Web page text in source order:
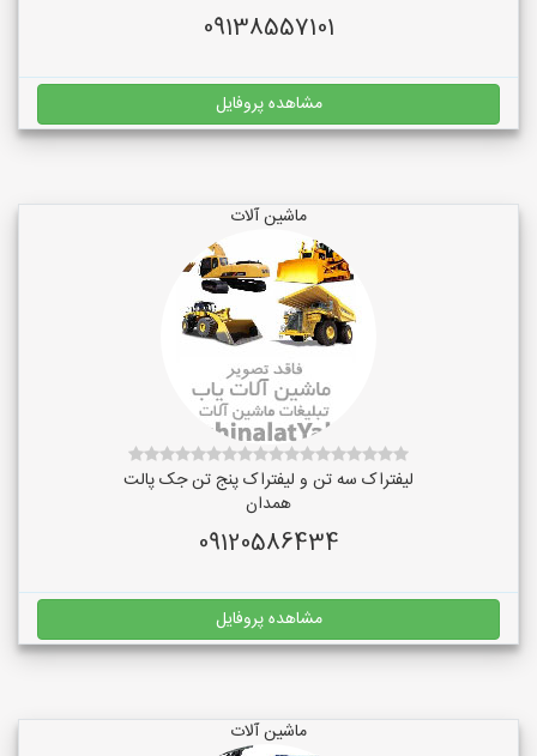
09138557101
مشاهده پروفایل
ماشین آلات
لیفتراک سه تن و لیفتراک پنج تن جک پالت
همدان
09120586434
مشاهده پروفایل
ماشین آلات